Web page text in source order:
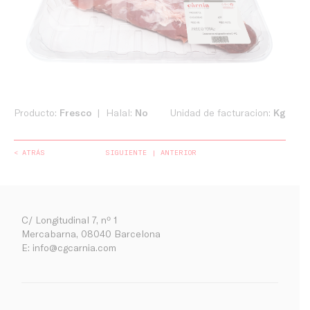
Producto: Fresco Halal: No Unidad de facturacion: Kg
< ATRÁS SIGUIENTE ANTERIOR
C/ Longitudinal 7, nº 1
Mercabarna, 08040 Barcelona
E: info@cgcarnia.com